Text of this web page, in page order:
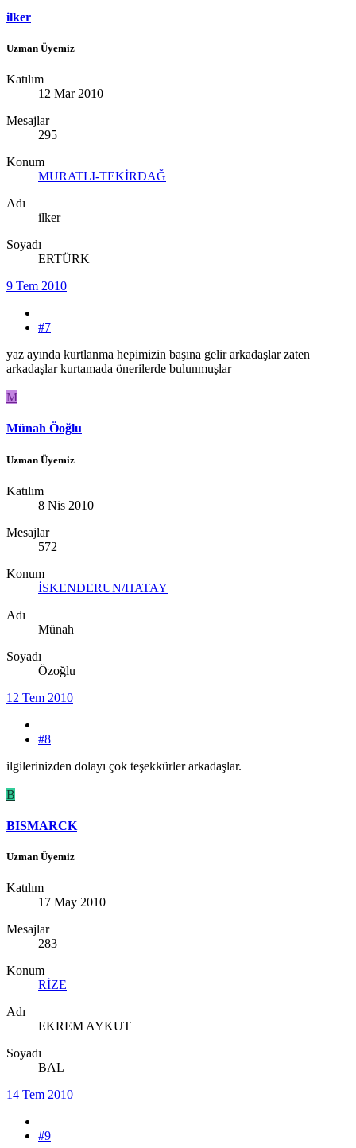
ilker
Uzman Üyemiz
Katılım
12 Mar 2010
Mesajlar
295
Konum
MURATLI-TEKİRDAĞ
Adı
ilker
Soyadı
ERTÜRK
9 Tem 2010
#7
yaz ayında kurtlanma hepimizin başına gelir arkadaşlar zaten
arkadaşlar kurtamada önerilerde bulunmuşlar
M
Münah Öoğlu
Uzman Üyemiz
Katılım
8 Nis 2010
Mesajlar
572
Konum
İSKENDERUN/HATAY
Adı
Münah
Soyadı
Özoğlu
12 Tem 2010
#8
ilgilerinizden dolayı çok teşekkürler arkadaşlar.
B
BISMARCK
Uzman Üyemiz
Katılım
17 May 2010
Mesajlar
283
Konum
RİZE
Adı
EKREM AYKUT
Soyadı
BAL
14 Tem 2010
#9